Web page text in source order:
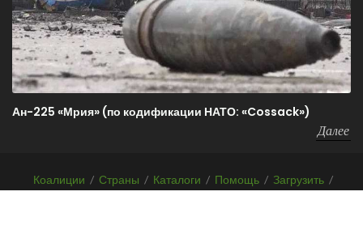
Ан-225 «Мрия» (по кодификации НАТО: «Cossack»)
Далее
Коалиции / Страны / Каталоги / Помощь / Загрузить /